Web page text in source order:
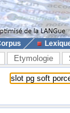
Etymologie